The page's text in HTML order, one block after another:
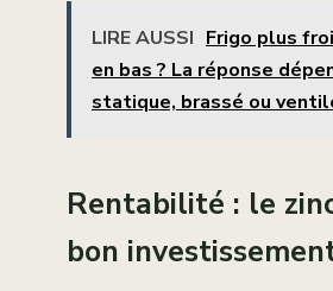
LIRE AUSSI Frigo plus
en bas ? La réponse
statique, brassé ou
Rentabilité : le
bon